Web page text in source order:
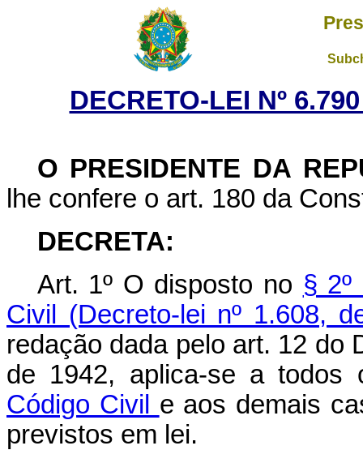
DECRETO-LEI Nº
O PRESIDENTE DA
lhe confere o art. 180 da
DECRETA:
Art. 1º O disposto no §
Civil (Decreto-lei nº 1.608,
redação dada pelo art. 12 do
de 1942, aplica-se a
Código Civil e aos demais
previstos em lei.